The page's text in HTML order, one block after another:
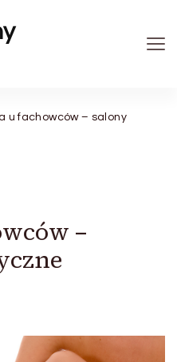
u fachowców – salony
–